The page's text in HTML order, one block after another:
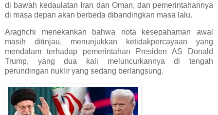
di bawah kedaulatan Iran dan Oman, dan pemerintahannya
di masa depan akan berbeda dibandingkan masa lalu.
Araghchi menekankan bahwa nota kesepahaman awal
masih ditinjau, menunjukkan ketidakpercayaan yang
mendalam terhadap pemerintahan Presiden AS Donald
Trump, yang dua kali meluncurkannya di tengah
perundingan nuklir yang sedang berlangsung.